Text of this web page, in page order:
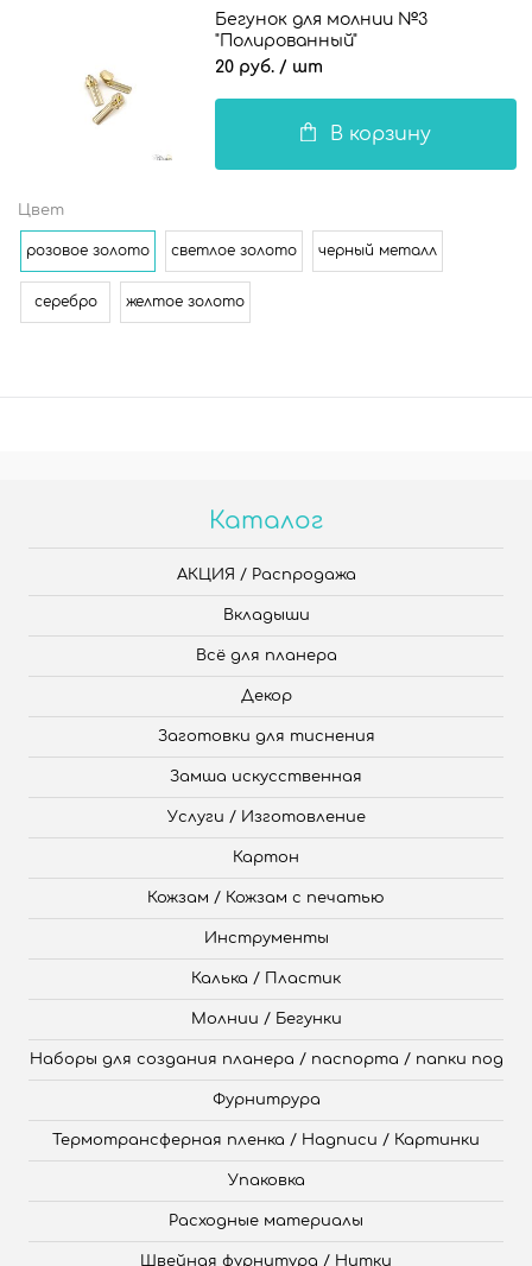
Бегунок для молнии №3
"Полированный"
20 руб. / шт
В корзину
Цвет
розовое золото светлое золото черный металл
серебро желтое золото
Каталог
АКЦИЯ / Распродажа
Вкладыши
Всё для планера
Декор
Заготовки для тиснения
Замша искусственная
Услуги / Изготовление
Картон
Кожзам / Кожзам с печатью
Инструменты
Калька / Пластик
Молнии / Бегунки
Наборы для создания планера / паспорта / папки под
Фурнитрура
Термотрансферная пленка / Надписи / Картинки
Упаковка
Расходные материалы
Швейная фурнитура / Нитки